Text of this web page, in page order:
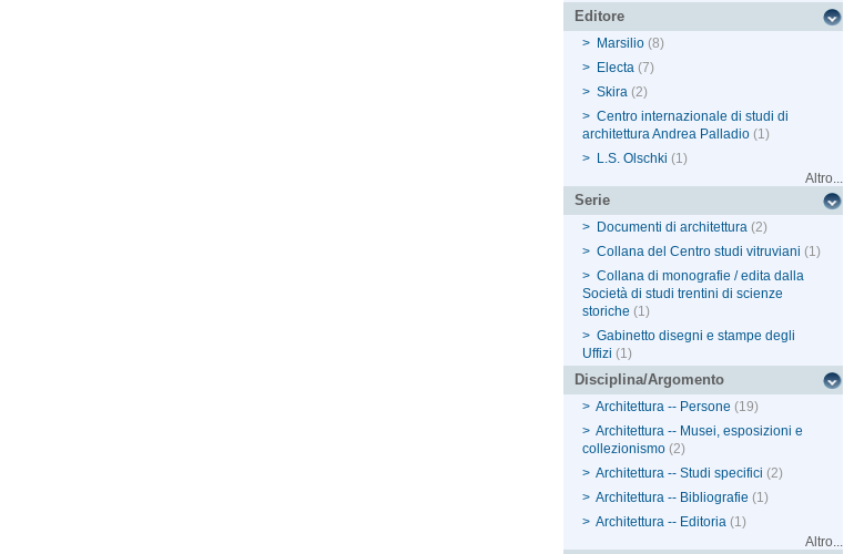
Editore
> Marsilio (8)
> Electa (7)
> Skira (2)
> Centro internazionale di studi di
architettura Andrea Palladio (1)
> L.S. Olschki (1)
Altro...
Serie
> Documenti di architettura (2)
> Collana del Centro studi vitruviani (1)
> Collana di monografie / edita dalla
Società di studi trentini di scienze
storiche (1)
> Gabinetto disegni e stampe degli
Uffizi (1)
Disciplina/Argomento
> Architettura -- Persone (19)
> Architettura -- Musei, esposizioni e
collezionismo (2)
> Architettura -- Studi specifici (2)
> Architettura -- Bibliografie (1)
> Architettura -- Editoria (1)
Altro...